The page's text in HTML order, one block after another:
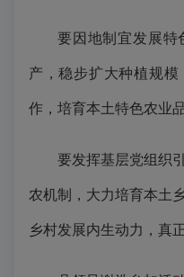
要因地制宜发展特
产，稳步扩大种植规
作，培育本土特色农业品
要发挥基层党组织
农机制，大力培育本土
乡村发展内生动力，真